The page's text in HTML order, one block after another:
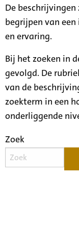
De
begrijpen van
en ervaring.
Bij het zoeken in
gevolgd. De
van de
zoekterm in een
onderliggende
Zoek